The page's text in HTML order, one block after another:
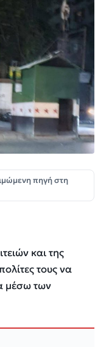
πηγή στη
και της
τους να
μέσω των